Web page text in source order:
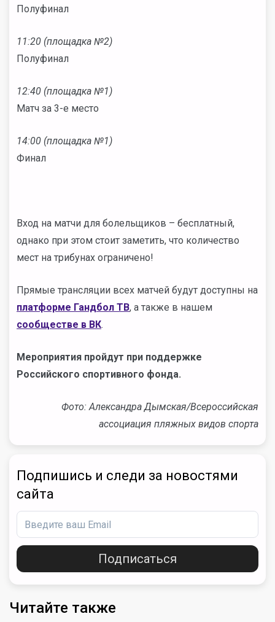
Полуфинал
11:20 (площадка №2)
Полуфинал
12:40 (площадка №1)
Матч за 3-е место
14:00 (площадка №1)
Финал
Вход на матчи для болельщиков – бесплатный,
однако при этом стоит заметить, что количество
мест на трибунах ограничено!
Прямые трансляции всех матчей будут доступны на
платформе Гандбол ТВ, а также в нашем
сообществе в ВК.
Мероприятия пройдут при поддержке
Российского спортивного фонда.
Фото: Александра Дымская/Всероссийская
ассоциация пляжных видов спорта
Подпишись и следи за новостями
сайта
Подписаться
Читайте также